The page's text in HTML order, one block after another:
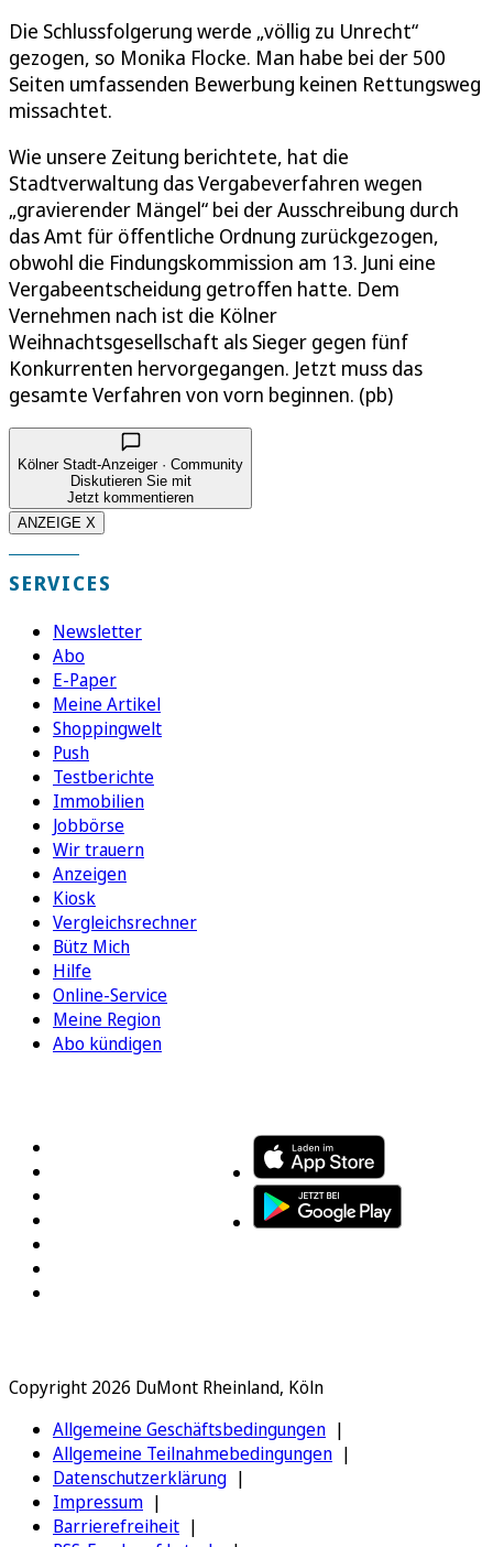
Die Schlussfolgerung werde „völlig zu Unrecht“
gezogen, so Monika Flocke. Man habe bei der 500
Seiten umfassenden Bewerbung keinen Rettungsweg
missachtet.
Wie unsere Zeitung berichtete, hat die
Stadtverwaltung das Vergabeverfahren wegen
„gravierender Mängel“ bei der Ausschreibung durch
das Amt für öffentliche Ordnung zurückgezogen,
obwohl die Findungskommission am 13. Juni eine
Vergabeentscheidung getroffen hatte. Dem
Vernehmen nach ist die Kölner
Weihnachtsgesellschaft als Sieger gegen fünf
Konkurrenten hervorgegangen. Jetzt muss das
gesamte Verfahren von vorn beginnen. (pb)
Kölner Stadt-Anzeiger · Community
Diskutieren Sie mit
Jetzt kommentieren
ANZEIGE X
SERVICES
Newsletter
Abo
E-Paper
Meine Artikel
Shoppingwelt
Push
Testberichte
Immobilien
Jobbörse
Wir trauern
Anzeigen
Kiosk
Vergleichsrechner
Bütz Mich
Hilfe
Online-Service
Meine Region
Abo kündigen
Copyright 2026 DuMont Rheinland, Köln
Allgemeine Geschäftsbedingungen
Allgemeine Teilnahmebedingungen
Datenschutzerklärung
Impressum
Barrierefreiheit